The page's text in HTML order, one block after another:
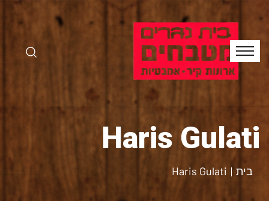
Haris Gulati
בית Haris Gulati